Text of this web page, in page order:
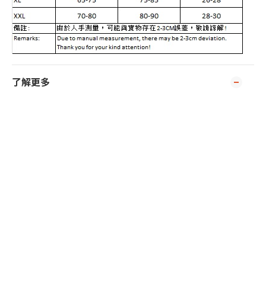
了解更多